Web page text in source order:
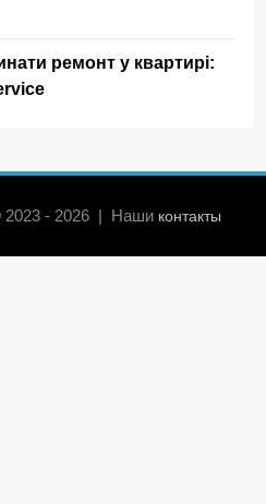
ремонт у квартирі:
2023 - 2026 | Наши контакты